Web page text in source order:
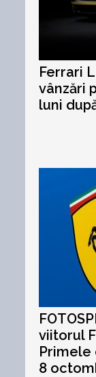
Ferrari
vânzări
luni
viitorul
Primele
8